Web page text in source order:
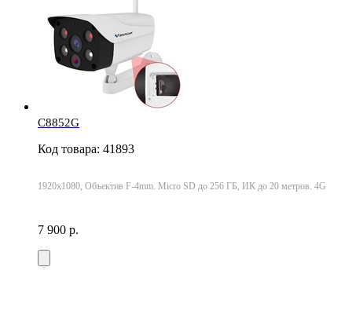
C8852G
Код товара: 41893
1920x1080, Объектив F-4mm. Micro SD до 256 ГБ, ИК до 20 метров. 4G
7 900 р.